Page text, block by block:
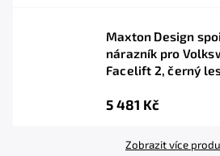
Maxton Design
nárazník pro
Facelift 2, černý
5 481 Kč
Zobrazit více